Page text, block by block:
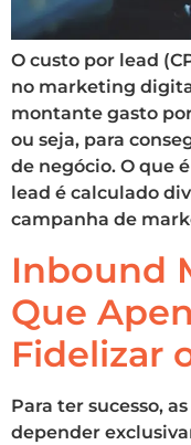
O custo por lead
no marketing
montante gasto
ou seja, para
de negócio. O que
lead é calculado
campanha de
Inbound
Que
Fidelizar
Para ter sucesso,
depender